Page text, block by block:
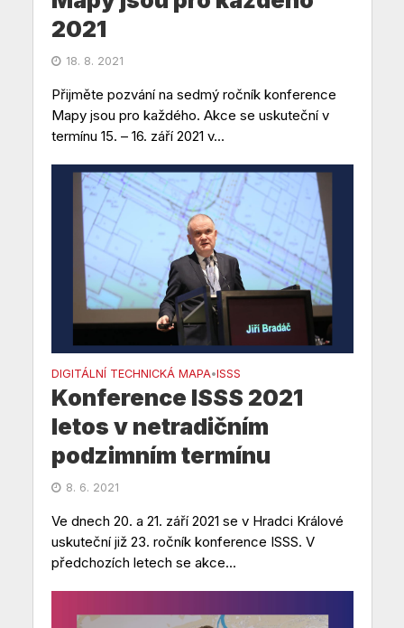
2021
18. 8. 2021
Přijměte pozvání na sedmý ročník konference
Mapy jsou pro každého. Akce se uskuteční v
termínu 15. – 16. září 2021 v...
DIGITÁLNÍ TECHNICKÁ MAPA•ISSS
Konference ISSS 2021
letos v netradičním
podzimním termínu
8. 6. 2021
Ve dnech 20. a 21. září 2021 se v Hradci Králové
uskuteční již 23. ročník konference ISSS. V
předchozích letech se akce...